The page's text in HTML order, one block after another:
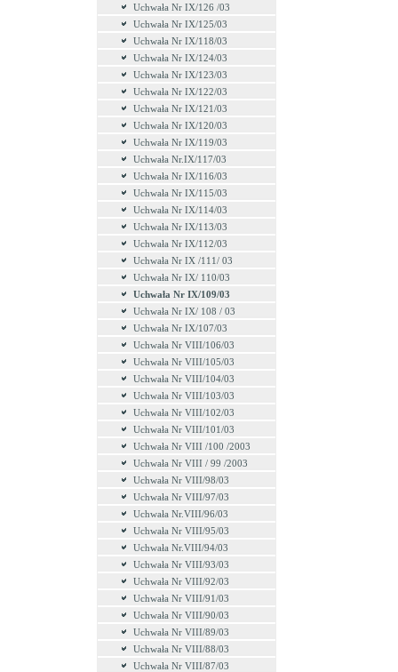
Uchwała Nr IX/126 /03
Uchwała Nr IX/125/03
Uchwała Nr IX/118/03
Uchwała Nr IX/124/03
Uchwała Nr IX/123/03
Uchwała Nr IX/122/03
Uchwała Nr IX/121/03
Uchwała Nr IX/120/03
Uchwała Nr IX/119/03
Uchwała Nr.IX/117/03
Uchwała Nr IX/116/03
Uchwała Nr IX/115/03
Uchwała Nr IX/114/03
Uchwała Nr IX/113/03
Uchwała Nr IX/112/03
Uchwała Nr IX /111/ 03
Uchwała Nr IX/ 110/03
Uchwała Nr IX/109/03
Uchwała Nr IX/ 108 / 03
Uchwała Nr IX/107/03
Uchwała Nr VIII/106/03
Uchwała Nr VIII/105/03
Uchwała Nr VIII/104/03
Uchwała Nr VIII/103/03
Uchwała Nr VIII/102/03
Uchwała Nr VIII/101/03
Uchwała Nr VIII /100 /2003
Uchwała Nr VIII / 99 /2003
Uchwała Nr VIII/98/03
Uchwała Nr VIII/97/03
Uchwała Nr.VIII/96/03
Uchwała Nr VIII/95/03
Uchwała Nr.VIII/94/03
Uchwała Nr VIII/93/03
Uchwała Nr VIII/92/03
Uchwała Nr VIII/91/03
Uchwała Nr VIII/90/03
Uchwała Nr VIII/89/03
Uchwała Nr VIII/88/03
Uchwała Nr VIII/87/03